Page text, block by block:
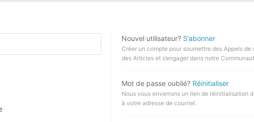
Nouvel utilisateur? S’abonner
Créer un compte pour soumettre des Appels de
des Articles et s’engager dans notre
Mot de passe oublié? Réinitialiser
Nous vous enverrons un lien de réinitialisation
à votre adresse de courriel.